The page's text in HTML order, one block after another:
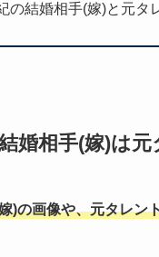
の結婚相手(嫁)と元
婚相手(嫁)は
)の画像や、元タレン